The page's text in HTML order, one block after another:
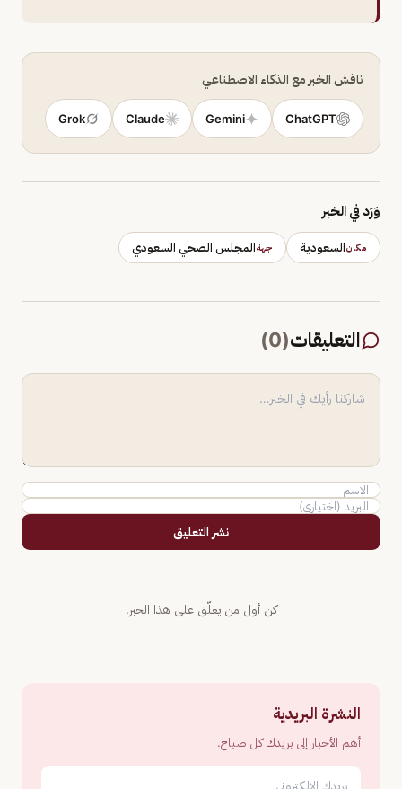
ناقش الخبر مع الذكاء الاصطناعي
ChatGPT
Gemini
Claude
Grok
وَرَد في الخبر
مكانالسعودية جهةالمجلس الصحي السعودي
التعليقات(
0
)
نشر التعليق
كن أول من يعلّق على هذا الخبر.
النشرة البريدية
أهم الأخبار إلى بريدك كل صباح.